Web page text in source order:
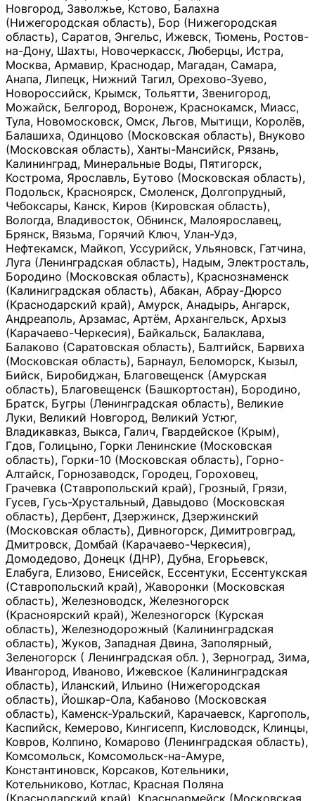
Новгород, Заволжье, Кстово, Балахна
(Нижегородская область), Бор (Нижегородская
область), Саратов, Энгельс, Ижевск, Тюмень, Ростов-
на-Дону, Шахты, Новочеркасск, Люберцы, Истра,
Москва, Армавир, Краснодар, Магадан, Самара,
Анапа, Липецк, Нижний Тагил, Орехово-Зуево,
Новороссийск, Крымск, Тольятти, Звенигород,
Можайск, Белгород, Воронеж, Краснокамск, Миасс,
Тула, Новомосковск, Омск, Льгов, Мытищи, Королёв,
Балашиха, Одинцово (Московская область), Внуково
(Московская область), Ханты-Мансийск, Рязань,
Калининград, Минеральные Воды, Пятигорск,
Кострома, Ярославль, Бутово (Московская область),
Подольск, Красноярск, Смоленск, Долгопрудный,
Чебоксары, Канск, Киров (Кировская область),
Вологда, Владивосток, Обнинск, Малоярославец,
Брянск, Вязьма, Горячий Ключ, Улан-Удэ,
Нефтекамск, Майкоп, Уссурийск, Ульяновск, Гатчина,
Луга (Ленинградская область), Надым, Электросталь,
Бородино (Московская область), Краснознаменск
(Калиниградская область), Абакан, Абрау-Дюрсо
(Краснодарский край), Амурск, Анадырь, Ангарск,
Андреаполь, Арзамас, Артём, Архангельск, Архыз
(Карачаево-Черкесия), Байкальск, Балаклава,
Балаково (Саратовская область), Балтийск, Барвиха
(Московская область), Барнаул, Беломорск, Кызыл,
Бийск, Биробиджан, Благовещенск (Амурская
область), Благовещенск (Башкортостан), Бородино,
Братск, Бугры (Ленинградская область), Великие
Луки, Великий Новгород, Великий Устюг,
Владикавказ, Выкса, Галич, Гвардейское (Крым),
Гдов, Голицыно, Горки Ленинские (Московская
область), Горки-10 (Московская область), Горно-
Алтайск, Горнозаводск, Городец, Гороховец,
Грачевка (Ставропольский край), Грозный, Грязи,
Гусев, Гусь-Хрустальный, Давыдово (Московская
область), Дербент, Дзержинск, Дзержинский
(Московская область), Дивногорск, Димитровград,
Дмитровск, Домбай (Карачаево-Черкесия),
Домодедово, Донецк (ДНР), Дубна, Егорьевск,
Елабуга, Елизово, Енисейск, Ессентуки, Ессентукская
(Ставропольский край), Жаворонки (Московская
область), Железноводск, Железногорск
(Красноярский край), Железногорск (Курская
область), Железнодорожный (Калининградская
область), Жуков, Западная Двина, Заполярный,
Зеленогорск ( Ленинградская обл. ), Зерноград, Зима,
Ивангород, Иваново, Ижевское (Калининградская
область), Иланский, Ильино (Нижегородская
область), Йошкар-Ола, Кабаново (Московская
область), Каменск-Уральский, Карачаевск, Каргополь,
Каспийск, Кемерово, Кингисепп, Кисловодск, Клинцы,
Ковров, Колпино, Комарово (Ленинградская область),
Комсомольск, Комсомольск-на-Амуре,
Константиновск, Корсаков, Котельники,
Котельниково, Котлас, Красная Поляна
(Краснодарский край), Красноармейск (Московская